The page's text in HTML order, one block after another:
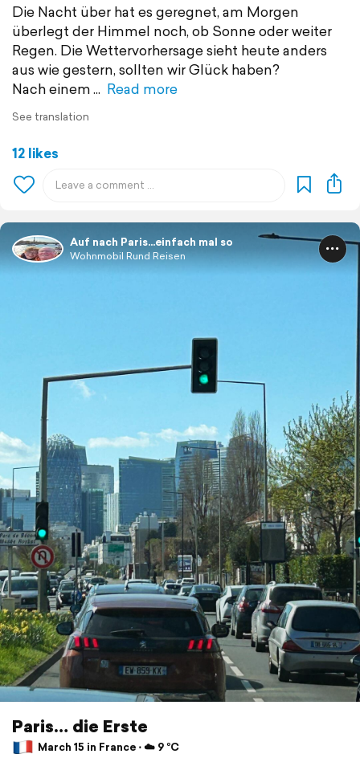
Die Nacht über hat es geregnet, am Morgen
überlegt der Himmel noch, ob Sonne oder weiter
Regen. Die Wettervorhersage sieht heute anders
aus wie gestern, sollten wir Glück haben?
Nach einem
Read more
See translation
12 likes
Auf nach Paris…einfach mal so
Wohnmobil Rund Reisen
Paris… die Erste
March 15 in France ⋅ ☁️ 9 °C